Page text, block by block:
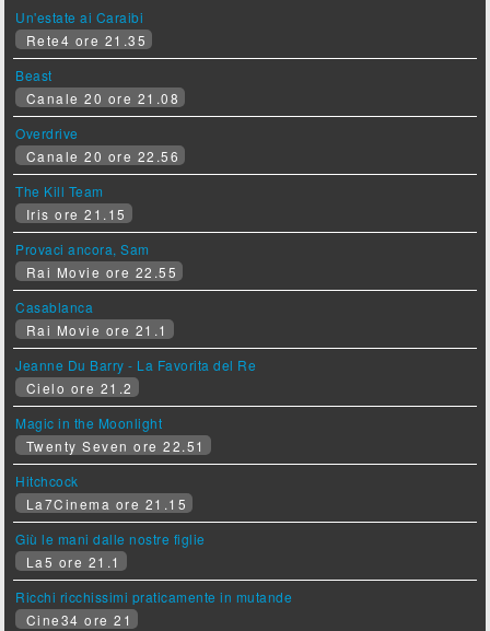
Un'estate ai Caraibi
Rete4 ore 21.35
Beast
Canale 20 ore 21.08
Overdrive
Canale 20 ore 22.56
The Kill Team
Iris ore 21.15
Provaci ancora, Sam
Rai Movie ore 22.55
Casablanca
Rai Movie ore 21.1
Jeanne Du Barry - La Favorita del Re
Cielo ore 21.2
Magic in the Moonlight
Twenty Seven ore 22.51
Hitchcock
La7Cinema ore 21.15
Giù le mani dalle nostre figlie
La5 ore 21.1
Ricchi ricchissimi praticamente in mutande
Cine34 ore 21